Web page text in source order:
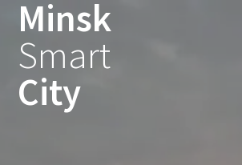
Minsk
Smart
City